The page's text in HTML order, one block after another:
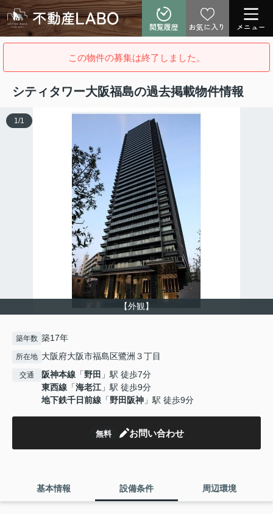
閲覧履歴 お気に入り メニュー
この物件の募集は終了しました。
シティタワー大阪福島の過去掲載物件情報
【外観】
1 /1
築年数 築17年
所在地 大阪府大阪市福島区鷺洲３丁目
交通 阪神本線 「野田 」駅 徒歩7分
東西線 「海老江 」駅 徒歩9分
地下鉄千日前線 「野田阪神 」駅 徒歩9分
無料 お問い合わせ
基本情報 設備条件 周辺環境